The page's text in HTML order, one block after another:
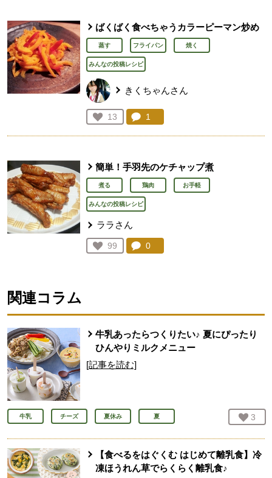
ばくばく食べちゃうカラーピーマン炒め
蒸す フライパン 焼く
みんなの投稿レシピ
きくちゃんさん
お気に入り登録：
13
人が登録
コメント：
1
簡単！手羽先のケチャップ煮
煮る 鶏肉 お手軽
みんなの投稿レシピ
ララさん
お気に入り登録：
99
人が登録
コメント：
0
関連コラム
牛乳あったらつくりたい♪ 夏にぴったり
ひんやりミルクメニュー
[記事を読む]
牛乳 チーズ 夏休み 夏 お気
3
【食べるをはぐくむ はじめて離乳食】冷
凍ほうれん草でらくらく離乳食♪